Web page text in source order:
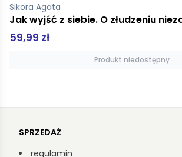
Sikora Agata
59,99 zł
Produkt niedostępny
SPRZEDAŻ
regulamin